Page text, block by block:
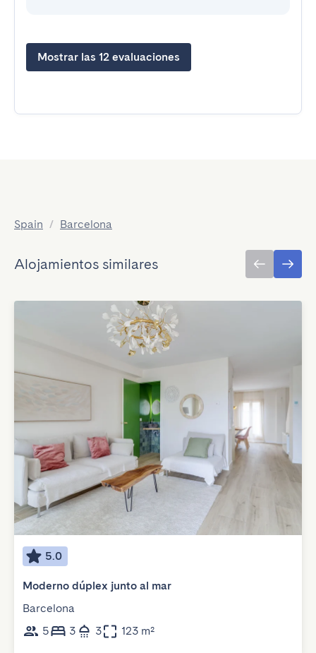
Mostrar las 12 evaluaciones
Spain / Barcelona
Alojamientos similares
5.0
Moderno dúplex junto al mar
Barcelona
5
3 3 123 m²